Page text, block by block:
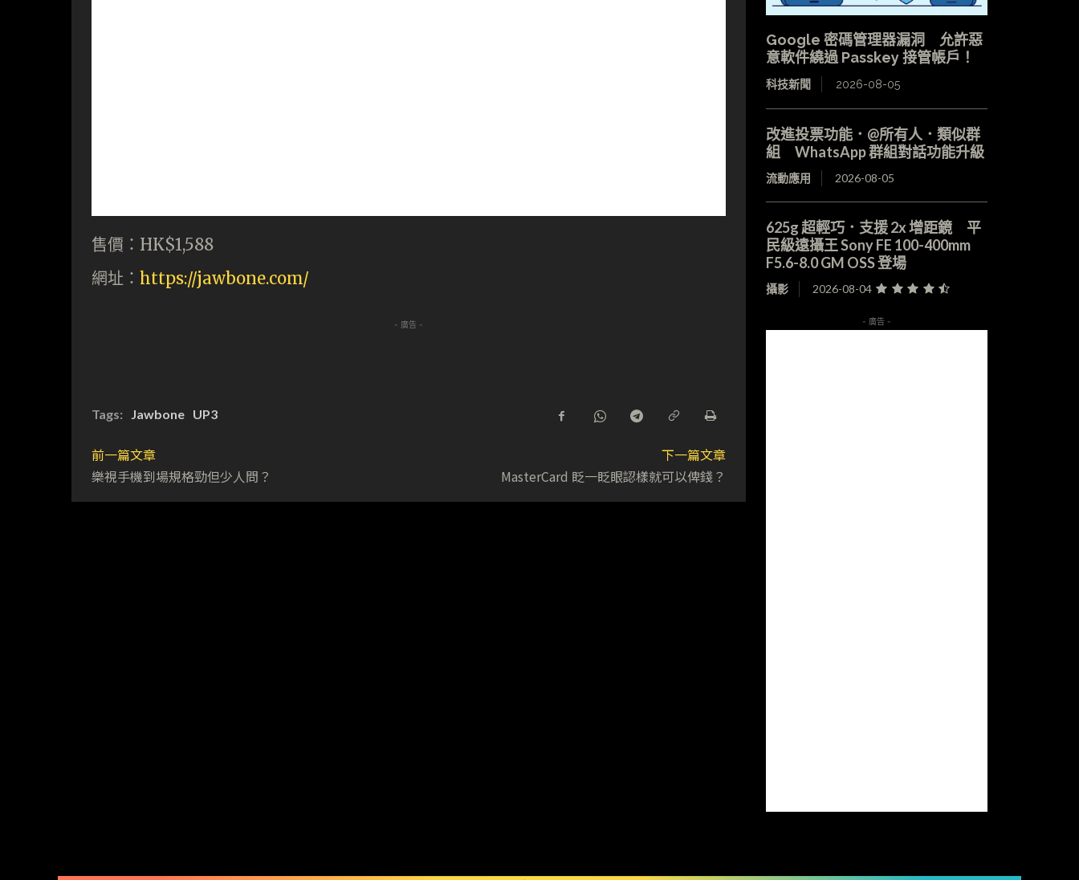
售價：HK$1,588
網址： https://jawbone.com/
- 廣告 -
Tags: Jawbone UP3
前一篇文章
樂視手機到場規格勁但少人問？
下一篇文章
MasterCard 眨一眨眼認樣就可以俾錢？
Google 密碼管理器漏洞 允許惡
意軟件繞過 Passkey 接管帳戶！
科技新聞 2026-08-05
改進投票功能．@所有人．類似群
組 WhatsApp 群組對話功能升級
流動應用 2026-08-05
625g 超輕巧．支援 2x 增距鏡 平
民級遠攝王 Sony FE 100-400mm
F5.6-8.0 GM OSS 登場
攝影 2026-08-04
- 廣告 -